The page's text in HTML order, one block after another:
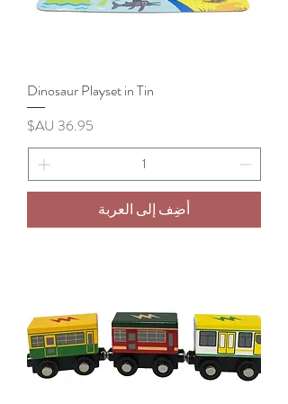
Dinosaur Playset in Tin
السعر
أضِف إلى العربة